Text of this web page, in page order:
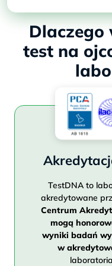
test na
TestDNA to
akredytowane
Centrum
mogą
wyniki badań
w